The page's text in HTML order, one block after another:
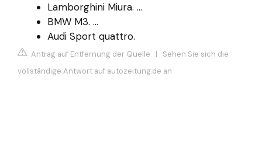
Lamborghini Miura. ...
BMW M3. ...
Audi Sport quattro.
Antrag auf Entfernung der Quelle | Sehen Sie sich die
vollständige Antwort auf autozeitung.de an